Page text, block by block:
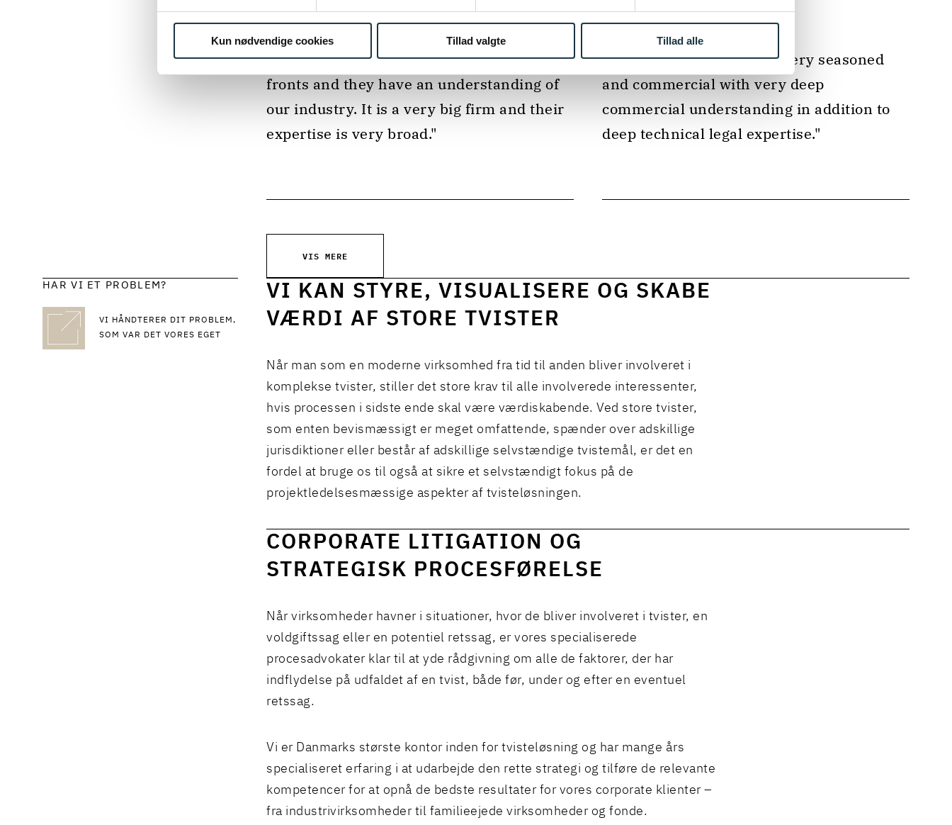
Kun nødvendige cookies Tillad valgte Tillad alle
CHAMBERS GLOBAL DISPUTE RESOLUTION 2026
"Poul Schmith are able to help us on all
fronts and they have an understanding of
our industry. It is a very big firm and their
expertise is very broad."
LEGAL 500 DISPUTE RESOLUTION 2025
"Extremely strong team. Very seasoned
and commercial with very deep
commercial understanding in addition to
deep technical legal expertise."
VIS MERE
HAR VI ET PROBLEM?
VI HÅNDTERER DIT PROBLEM,
SOM VAR DET VORES EGET
VI KAN STYRE, VISUALISERE OG SKABE
VÆRDI AF STORE TVISTER
Når man som en moderne virksomhed fra tid til anden bliver involveret i
komplekse tvister, stiller det store krav til alle involverede interessenter,
hvis processen i sidste ende skal være værdiskabende. Ved store tvister,
som enten bevismæssigt er meget omfattende, spænder over adskillige
jurisdiktioner eller består af adskillige selvstændige tvistemål, er det en
fordel at bruge os til også at sikre et selvstændigt fokus på de
projektledelsesmæssige aspekter af tvisteløsningen.
CORPORATE LITIGATION OG
STRATEGISK PROCESFØRELSE
Når virksomheder havner i situationer, hvor de bliver involveret i tvister, en
voldgiftssag eller en potentiel retssag, er vores specialiserede
procesadvokater klar til at yde rådgivning om alle de faktorer, der har
indflydelse på udfaldet af en tvist, både før, under og efter en eventuel
retssag.
Vi er Danmarks største kontor inden for tvisteløsning og har mange års
specialiseret erfaring i at udarbejde den rette strategi og tilføre de relevante
kompetencer for at opnå de bedste resultater for vores corporate klienter –
fra industrivirksomheder til familieejede virksomheder og fonde.